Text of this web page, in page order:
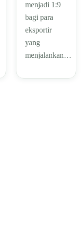
menjadi 1:9
bagi para
eksportir
yang
menjalankan…